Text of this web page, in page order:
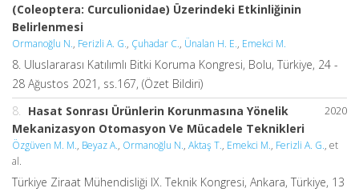
(Coleoptera: Curculionidae) Üzerindeki Etkinliğinin
Belirlenmesi
Ormanoğlu N., Ferizli A. G., Çuhadar C., Ünalan H. E., Emekci M.
8. Uluslararası Katılımlı Bitki Koruma Kongresi, Bolu, Türkiye, 24 -
28 Ağustos 2021, ss.167, (Özet Bildiri)
2020
8.
Hasat Sonrası Ürünlerin Korunmasına Yönelik
Mekanizasyon Otomasyon Ve Mücadele Teknikleri
Özgüven M. M., Beyaz A., Ormanoğlu N., Aktaş T., Emekci M., Ferizli A. G., et
al.
Türkiye Ziraat Mühendisliği IX. Teknik Kongresi, Ankara, Türkiye, 13